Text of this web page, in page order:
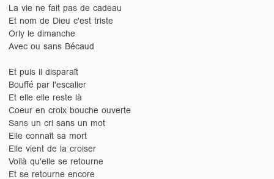
La vie ne fait pas de cadeau
Et nom de Dieu c'est triste
Orly le dimanche
Avec ou sans Bécaud
Et puis il disparaît
Bouffé par l'escalier
Et elle elle reste là
Coeur en croix bouche ouverte
Sans un cri sans un mot
Elle connaît sa mort
Elle vient de la croiser
Voilà qu'elle se retourne
Et se retourne encore